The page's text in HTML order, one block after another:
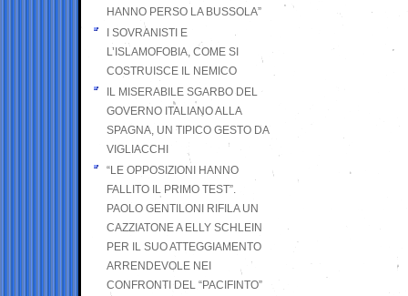
HANNO PERSO LA BUSSOLA”
I SOVRANISTI E
L’ISLAMOFOBIA, COME SI
COSTRUISCE IL NEMICO
IL MISERABILE SGARBO DEL
GOVERNO ITALIANO ALLA
SPAGNA, UN TIPICO GESTO DA
VIGLIACCHI
“LE OPPOSIZIONI HANNO
FALLITO IL PRIMO TEST”.
PAOLO GENTILONI RIFILA UN
CAZZIATONE A ELLY SCHLEIN
PER IL SUO ATTEGGIAMENTO
ARRENDEVOLE NEI
CONFRONTI DEL “PACIFINTO”